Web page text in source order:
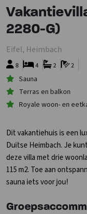
2280-G)
Eifel, Heimbach
8 2
2
4
Sauna
Terras en balkon
Royale woon- en
Dit vakantiehuis is een
Duitse Heimbach. Je
deze villa met drie
115 m2. Toe aan
sauna iets voor jou!